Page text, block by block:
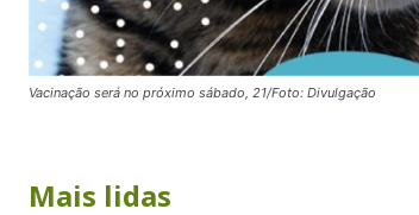
Vacinação será no próximo sábado, 21/Foto: Divulgação
Mais lidas